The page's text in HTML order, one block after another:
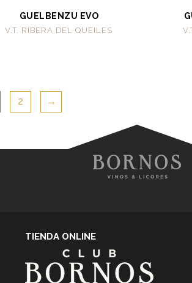
GUELBENZU EVO
V.T. RIBERA DEL QUEILES
2 →
TIENDA ONLINE